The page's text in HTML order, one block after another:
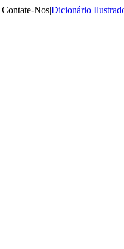
|Contate-Nos|Dicionário